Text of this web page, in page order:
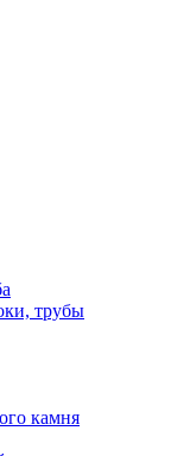
трубы
камня